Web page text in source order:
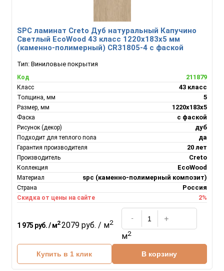
SPC ламинат Creto Дуб натуральный Капучино
Светлый EcoWood 43 класс 1220х183х5 мм
(каменно-полимерный) CR31805-4 с фаской
Тип: Виниловые покрытия
Код 211879
Класс 43 класс
Толщина, мм 5
Размер, мм 1220х183х5
Фаска с фаской
Рисунок (декор) дуб
Подходит для теплого пола да
Гарантия производителя 20 лет
Производитель Creto
Коллекция EcoWood
Материал spc (каменно-полимерный композит)
Страна Россия
Скидка от цены на сайте 2%
1 975 руб. / м22079 руб. / м2
м2
Купить в 1 клик В корзину